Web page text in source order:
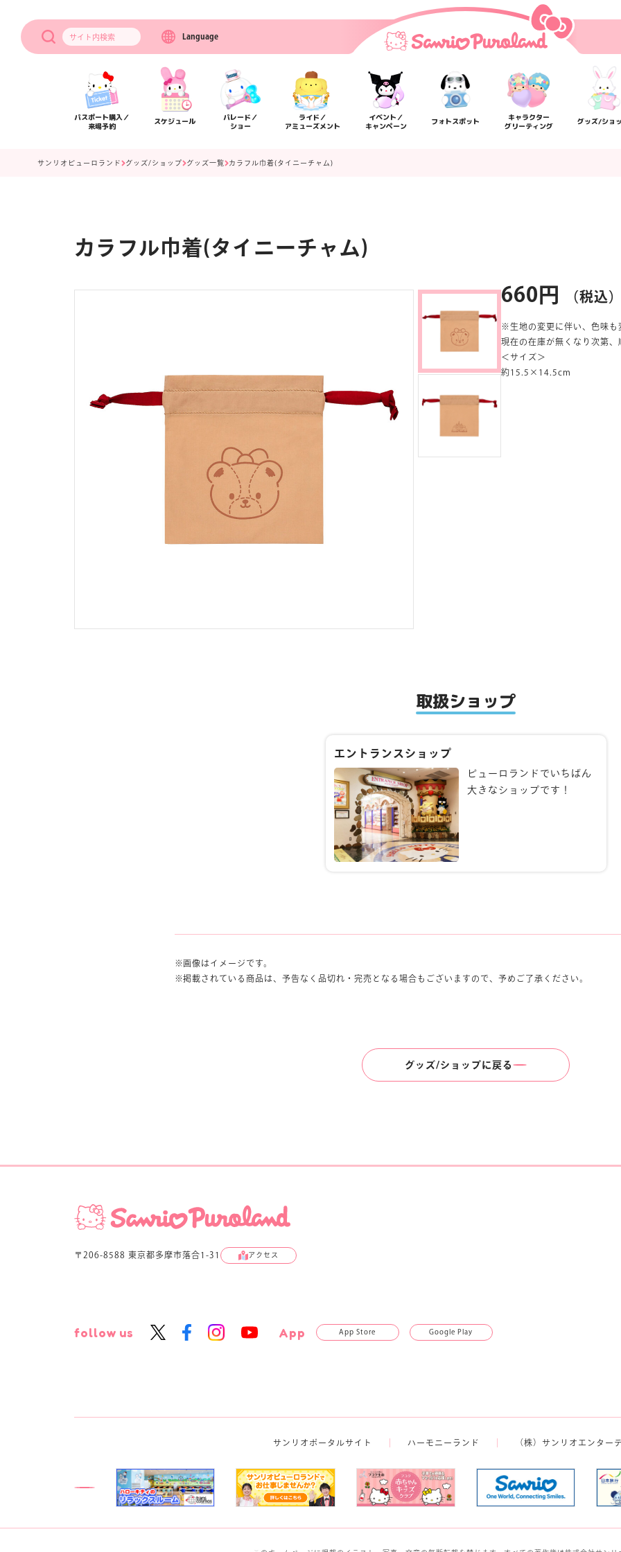
サイト内検索 Language
パスポート購入／
来場予約
スケジュール
パレード／
ショー
ライド／
アミューズメント
イベント／
キャンペーン
フォトスポット
キャラクター
グリーティング
グッズ/ショ
よくあるご質問
サンリオピューロランド グッズ/ショップ グッズ一覧 カラフル巾着(タイニーチャム)
カラフル巾着(タイニーチャム)
660円 （税込）
※生地の変更に伴い、色味も
現在の在庫が無くなり次第、
＜サイズ＞
約15.5×14.5cm
取扱ショップ
エントランスショップ
ピューロランドでいちばん
大きなショップです！
画像はイメージです。
掲載されている商品は、予告なく品切れ・完売となる場合もございますので、予めご了承ください。
グッズ/ショップに戻る
〒206-8588 東京都多摩市落合1-31 アクセス
follow us App App Store Google Play
サンリオポータルサイト ハーモニーランド （株）サンリオエンター